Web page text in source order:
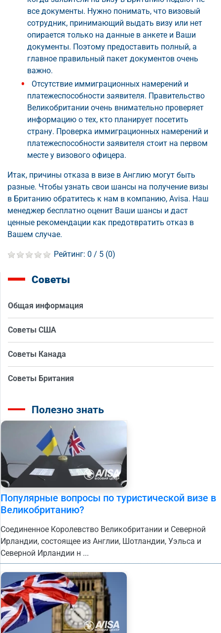
все документы. Нужно понимать, что визовый
сотрудник, принимающий выдать визу или нет
опирается только на данные в анкете и Ваши
документы. Поэтому предоставить полный, а
главное правильный пакет документов очень
важно.
Отсутствие иммиграционных намерений и
платежеспособности заявителя. Правительство
Великобритании очень внимательно проверяет
информацию о тех, кто планирует посетить
страну. Проверка иммиграционных намерений и
платежеспособности заявителя стоит на первом
месте у визового офицера.
Итак, причины отказа в визе в Англию могут быть
разные. Чтобы узнать свои шансы на получение визы
в Британию обратитесь к нам в компанию, Avisa. Наш
менеджер бесплатно оценит Ваши шансы и даст
ценные рекомендации как предотвратить отказ в
Вашем случае.
Рейтинг: 0 / 5 (0)
Советы
Общая информация
Советы США
Советы Канада
Советы Британия
Полезно знать
Популярные вопросы по туристической визе в
Великобританию?
Соединенное Королевство Великобритании и Северной
Ирландии, состоящее из Англии, Шотландии, Уэльса и
Северной Ирландии н ...